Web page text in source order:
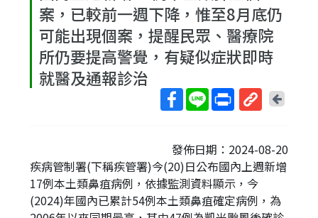
案，已較前一週下降，惟至8月底仍
可能出現個案，提醒民眾、醫療院
所仍要提高警覺，有疑似症狀即時
就醫及通報診治
短
網
址
回
頁
發佈日期：2024-08-20
疾病管制署(下稱疾管署)今(20)日公布國內上週新增
17例本土類鼻疽病例，依據監測資料顯示，今
(2024)年國內已累計54例本土類鼻疽確定病例，為